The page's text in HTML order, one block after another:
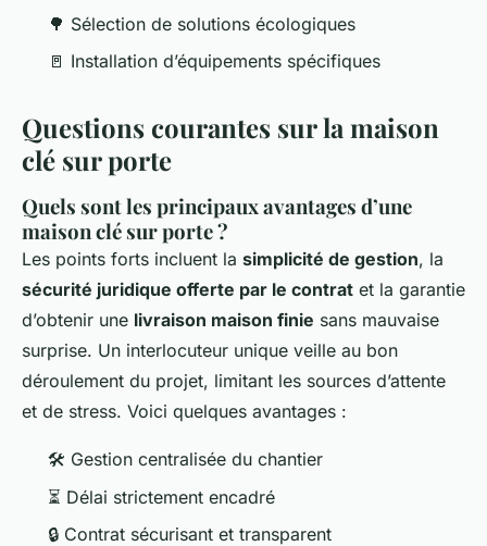
🌳 Sélection de solutions écologiques
🚪 Installation d’équipements spécifiques
Questions courantes sur la maison
clé sur porte
Quels sont les principaux avantages d’une
maison clé sur porte ?
Les points forts incluent la simplicité de gestion, la
sécurité juridique offerte par le contrat et la garantie
d’obtenir une livraison maison finie sans mauvaise
surprise. Un interlocuteur unique veille au bon
déroulement du projet, limitant les sources d’attente
et de stress. Voici quelques avantages :
🛠️ Gestion centralisée du chantier
⏳ Délai strictement encadré
🔒 Contrat sécurisant et transparent